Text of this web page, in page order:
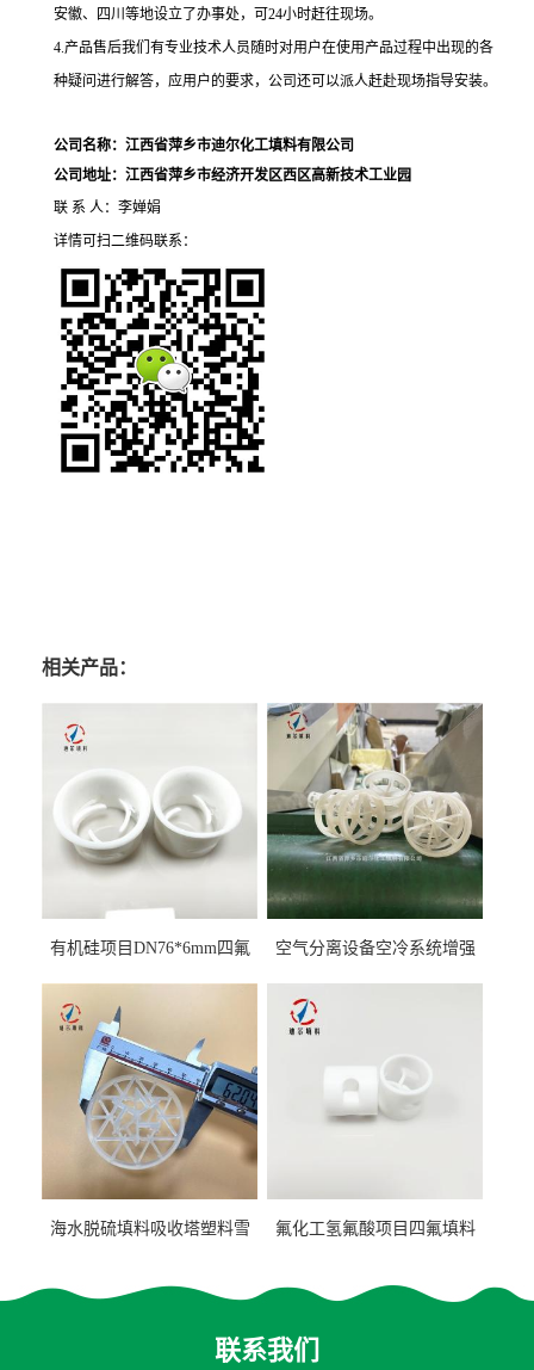
安徽、四川等地设立了办事处，可24小时赶往现场。
4.产品售后我们有专业技术人员随时对用户在使用产品过程中出现的各
种疑问进行解答，应用户的要求，公司还可以派人赶赴现场指导安装。
公司名称：江西省萍乡市迪尔化工填料有限公司
公司地址：江西省萍乡市经济开发区西区高新技术工业园
联 系 人：李婵娟
详情可扫二维码联系：
相关产品：
有机硅项目DN76*6mm四氟
空气分离设备空冷系统增强
海水脱硫填料吸收塔塑料雪
氟化工氢氟酸项目四氟填料
蚀
联系我们